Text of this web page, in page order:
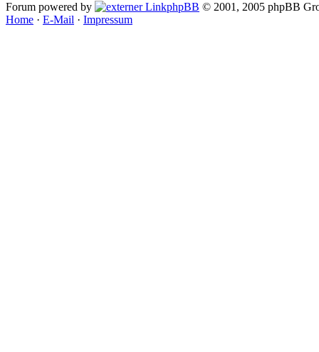
Forum powered by phpBB © 2001, 2005 phpBB
Home · E-Mail · Impressum